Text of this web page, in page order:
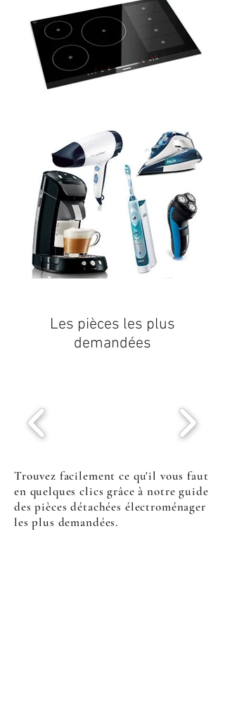
Les pièces les plus
demandées
Trouvez facilement ce qu'il vous faut
en quelques clics grâce à notre guide
des pièces détachées électroménager
les plus demandées.